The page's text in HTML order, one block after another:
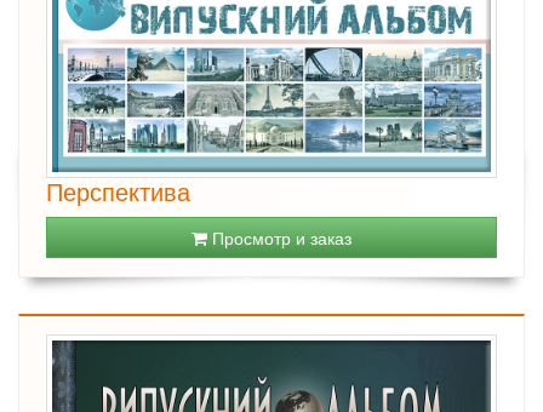
Перспектива
Просмотр и заказ